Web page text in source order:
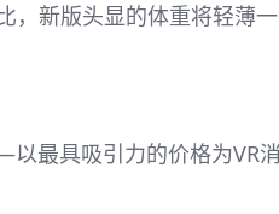
新版头显的体重将轻薄
最具吸引力的价格为VR